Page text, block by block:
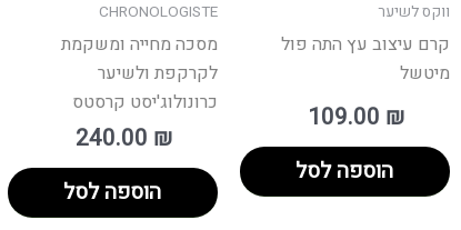
בעמוד
המוצר
ווקס לשיער
קרם עיצוב עץ התה פול
מיטשל
109.00 ₪
הוספה לסל
CHRONOLOGISTE
מסכה מחייה ומשקמת
לקרקפת ולשיער
כרונולוג'יסט קרסטס
240.00 ₪
הוספה לסל